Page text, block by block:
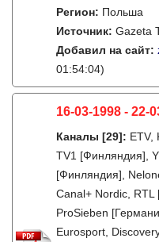
Регион: Польша
Источник: Gazeta
Добавил на сайт:
01:54:04)
16-03-1998 - 22-
Каналы [29]: ETV,
TV1 [Финляндия],
[Финляндия],
Canal+ Nordic, RTL
ProSieben
Eurosport,